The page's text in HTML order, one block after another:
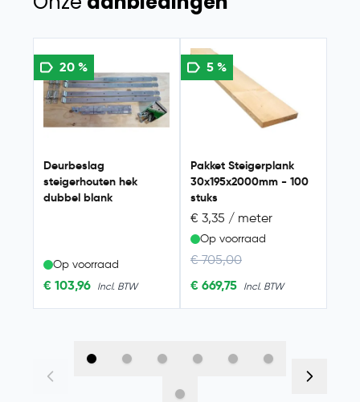
Navigating through the elements of the carousel is
Press to skip carousel
Press to go to carousel navigation
20 %
Deurbeslag
steigerhouten hek
dubbel blank
Op voorraad
€ 103,96
5 %
Pakket Steigerplank
30x195x2000mm - 100
stuks
€ 3,35 / meter
Op voorraad
Special Price
€ 669,75
Regular Price
€ 705,00